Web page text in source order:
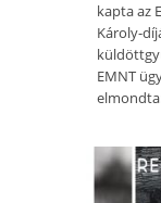
kapta az
Károly-
EMNT